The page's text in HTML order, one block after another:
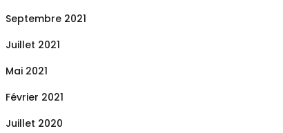
Septembre 2021
Juillet 2021
Mai 2021
Février 2021
Juillet 2020